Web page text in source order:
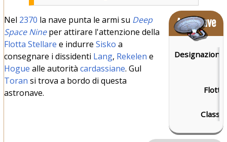
Astronave
Designazione:
Flotta:
Classe:
Nel 2370 la nave punta le armi su Deep
Space Nineper attirare l'attenzione della
Flotta Stellare e indurre Sisko a
consegnare i dissidenti Lang, Rekelen e
Hogue alle autorità cardassiane. Gul
Toran si trova a bordo di questa
astronave.